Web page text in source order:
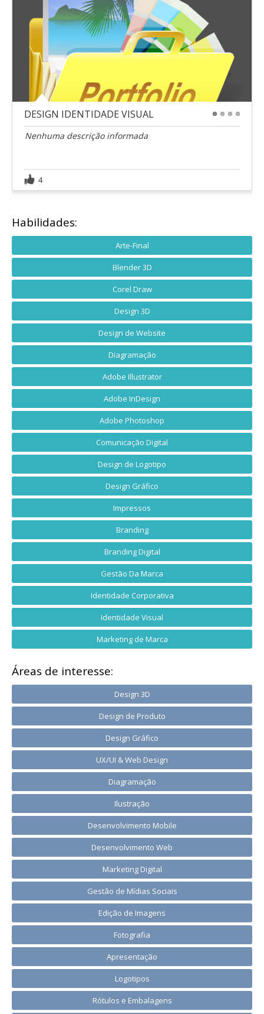
DESIGN IDENTIDADE VISUAL
Nenhuma descrição informada
4
Habilidades:
Arte-Final
Blender 3D
Corel Draw
Design 3D
Design de Website
Diagramação
Adobe Illustrator
Adobe InDesign
Adobe Photoshop
Comunicação Digital
Design de Logotipo
Design Gráfico
Impressos
Branding
Branding Digital
Gestão Da Marca
Identidade Corporativa
Identidade Visual
Marketing de Marca
Áreas de interesse:
Design 3D
Design de Produto
Design Gráfico
UX/UI & Web Design
Diagramação
Ilustração
Desenvolvimento Mobile
Desenvolvimento Web
Marketing Digital
Gestão de Mídias Sociais
Edição de Imagens
Fotografia
Apresentação
Logotipos
Rótulos e Embalagens